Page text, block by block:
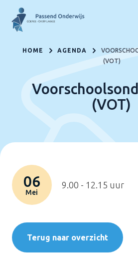
HOME AGENDA
(VOT)
(VOT)
06
Mei
9.00 - 12.15 uur
Terug naar overzicht